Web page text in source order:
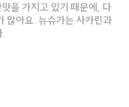
을 가지고 있기 때문에, 다
많아요. 뉴슈가는 사카린과
.